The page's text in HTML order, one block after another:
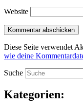
Website
Diese Seite verwendet
wie deine
Suche
Kategorien: